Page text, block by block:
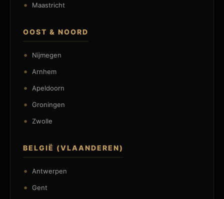
Maastricht
OOST & NOORD
Nijmegen
Arnhem
Apeldoorn
Groningen
Zwolle
BELGIË (VLAANDEREN)
Antwerpen
Gent